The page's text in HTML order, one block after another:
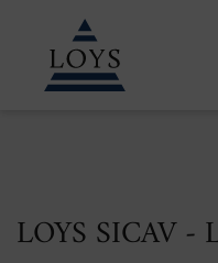
LOYS SICAV -